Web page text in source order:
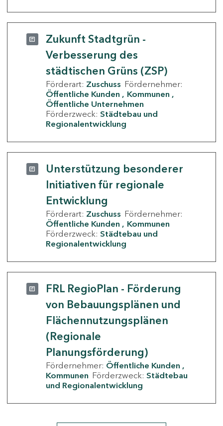
Zukunft Stadtgrün -
Verbesserung des
städtischen Grüns (ZSP)
Förderart: Zuschuss Fördernehmer:
Öffentliche Kunden
Kommunen
Öffentliche Unternehmen
Förderzweck: Städtebau und
Regionalentwicklung
Unterstützung besonderer
Initiativen für regionale
Entwicklung
Förderart: Zuschuss Fördernehmer:
Öffentliche Kunden
Kommunen
Förderzweck: Städtebau und
Regionalentwicklung
FRL RegioPlan - Förderung
von Bebauungsplänen und
Flächennutzungsplänen
(Regionale
Planungsförderung)
Fördernehmer: Öffentliche Kunden
Kommunen Förderzweck: Städtebau
und Regionalentwicklung